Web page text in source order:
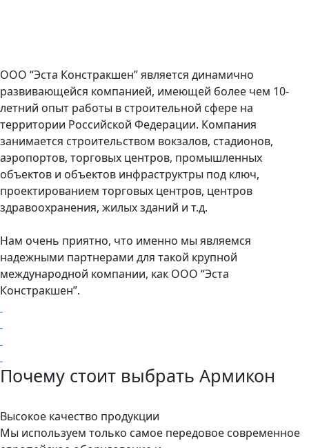
ООО “Эста Констракшен” является динамично
развивающейся компанией, имеющей более чем 10-
летний опыт работы в строительной сфере на
территории Российской Федерации. Компания
занимается строительством вокзалов, стадионов,
аэропортов, торговых центров, промышленных
объектов и объектов инфраструктры под ключ,
проектированием торговых центров, центров
здравоохранения, жилых зданий и т.д.
Нам очень приятно, что именно мы являемся
надежными партнерами для такой крупной
международной компании, как ООО “Эста
Констракшен”.
Почему стоит выбрать Армикон
Высокое качество продукции
Мы используем только самое передовое современное